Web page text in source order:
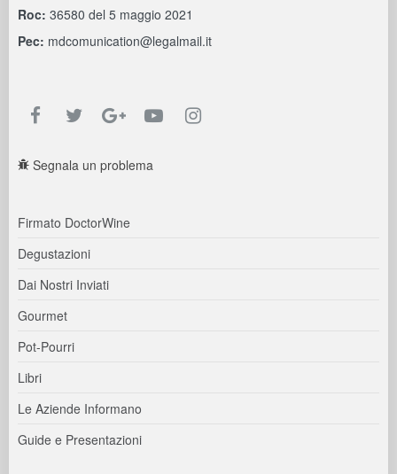
Roc: 36580 del 5 maggio 2021
Pec: mdcomunication@legalmail.it
Segnala un problema
Firmato DoctorWine
Degustazioni
Dai Nostri Inviati
Gourmet
Pot-Pourri
Libri
Le Aziende Informano
Guide e Presentazioni